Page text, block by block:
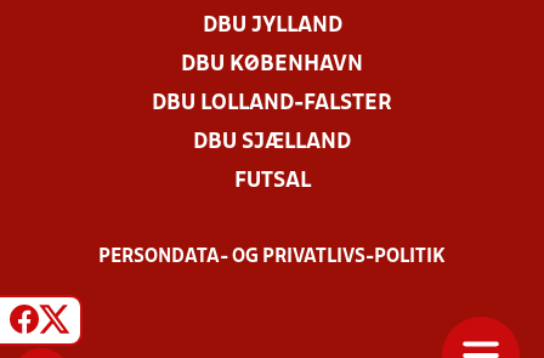
DBU JYLLAND
DBU KØBENHAVN
DBU LOLLAND-FALSTER
DBU SJÆLLAND
FUTSAL
PERSONDATA- OG PRIVATLIVS-POLITIK